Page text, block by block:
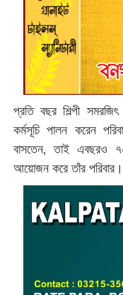
প্রতি বছর শিল্পী
কর্মসূচি পালন করেন
বাসতেন, তাই এবছরও
আয়োজন করে তাঁর পরিবার।